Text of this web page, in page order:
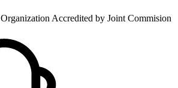
Organization Accredited by Joint Commision